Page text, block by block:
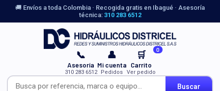
🚚 Envíos a toda Colombia · Recogida gratis en Ibagué · Asesoría
técnica: 310 283 6512
Buscar
📞
Asesoría
310 283 6512
👤
Mi cuenta
Pedidos
🛒 0
Carrito
Ver pedido